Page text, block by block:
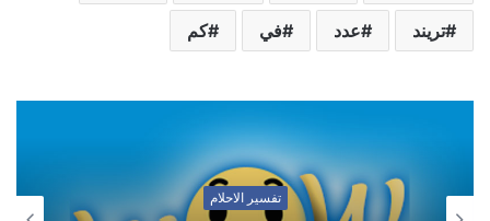
تريند عدد في كم
تفسير الاحلام